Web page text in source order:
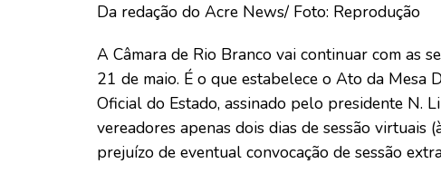
Da redação do Acre News/ Foto: Reprodução
A Câmara de Rio Branco vai continuar com as
21 de maio. É o que estabelece o Ato da
Oficial do Estado, assinado pelo presidente N.
vereadores apenas dois dias de sessão virtuais
prejuízo de eventual convocação de sessão